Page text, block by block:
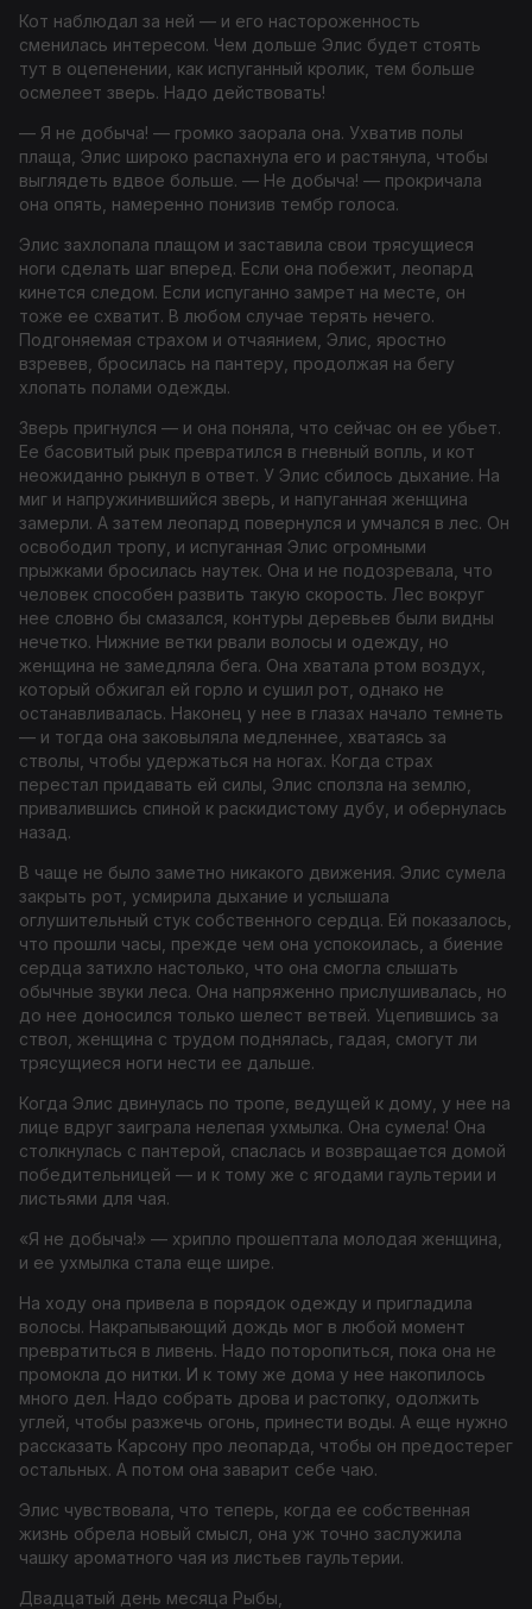
Кот наблюдал за ней — и его настороженность
сменилась интересом. Чем дольше Элис будет стоять
тут в оцепенении, как испуганный кролик, тем больше
осмелеет зверь. Надо действовать!
— Я не добыча! — громко заорала она. Ухватив полы
плаща, Элис широко распахнула его и растянула, чтобы
выглядеть вдвое больше. — Не добыча! — прокричала
она опять, намеренно понизив тембр голоса.
Элис захлопала плащом и заставила свои трясущиеся
ноги сделать шаг вперед. Если она побежит, леопард
кинется следом. Если испуганно замрет на месте, он
тоже ее схватит. В любом случае терять нечего.
Подгоняемая страхом и отчаянием, Элис, яростно
взревев, бросилась на пантеру, продолжая на бегу
хлопать полами одежды.
Зверь пригнулся — и она поняла, что сейчас он ее убьет.
Ее басовитый рык превратился в гневный вопль, и кот
неожиданно рыкнул в ответ. У Элис сбилось дыхание. На
миг и напружинившийся зверь, и напуганная женщина
замерли. А затем леопард повернулся и умчался в лес. Он
освободил тропу, и испуганная Элис огромными
прыжками бросилась наутек. Она и не подозревала, что
человек способен развить такую скорость. Лес вокруг
нее словно бы смазался, контуры деревьев были видны
нечетко. Нижние ветки рвали волосы и одежду, но
женщина не замедляла бега. Она хватала ртом воздух,
который обжигал ей горло и сушил рот, однако не
останавливалась. Наконец у нее в глазах начало темнеть
— и тогда она заковыляла медленнее, хватаясь за
стволы, чтобы удержаться на ногах. Когда страх
перестал придавать ей силы, Элис сползла на землю,
привалившись спиной к раскидистому дубу, и обернулась
назад.
В чаще не было заметно никакого движения. Элис сумела
закрыть рот, усмирила дыхание и услышала
оглушительный стук собственного сердца. Ей показалось,
что прошли часы, прежде чем она успокоилась, а биение
сердца затихло настолько, что она смогла слышать
обычные звуки леса. Она напряженно прислушивалась, но
до нее доносился только шелест ветвей. Уцепившись за
ствол, женщина с трудом поднялась, гадая, смогут ли
трясущиеся ноги нести ее дальше.
Когда Элис двинулась по тропе, ведущей к дому, у нее на
лице вдруг заиграла нелепая ухмылка. Она сумела! Она
столкнулась с пантерой, спаслась и возвращается домой
победительницей — и к тому же с ягодами гаультерии и
листьями для чая.
«Я не добыча!» — хрипло прошептала молодая женщина,
и ее ухмылка стала еще шире.
На ходу она привела в порядок одежду и пригладила
волосы. Накрапывающий дождь мог в любой момент
превратиться в ливень. Надо поторопиться, пока она не
промокла до нитки. И к тому же дома у нее накопилось
много дел. Надо собрать дрова и растопку, одолжить
углей, чтобы разжечь огонь, принести воды. А еще нужно
рассказать Карсону про леопарда, чтобы он предостерег
остальных. А потом она заварит себе чаю.
Элис чувствовала, что теперь, когда ее собственная
жизнь обрела новый смысл, она уж точно заслужила
чашку ароматного чая из листьев гаультерии.
Двадцатый день месяца Рыбы,